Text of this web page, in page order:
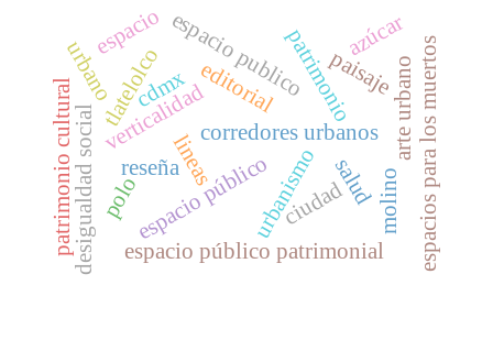
verticalidad
lineas
ciudad
urbanismo
cdmx
corredores urbanos
editorial
espacio publicopatrimonio
espacio público
espacio público patrimonial
tlatelolco
salud
paisaje
desigualdad social
patrimonio cultural reseña molino
azúcar
urbano
polo espacios para los muertos
espacio
arte urbano